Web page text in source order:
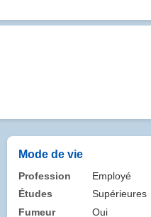
Mode de vie
Profession
Employé
Études
Supérieures
Fumeur
Oui